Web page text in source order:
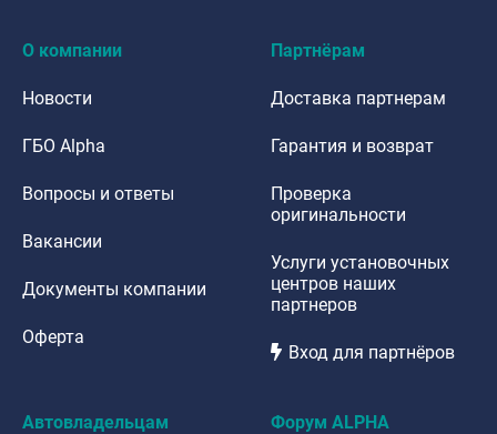
О компании
Новости
ГБО Alpha
Вопросы и ответы
Вакансии
Документы компании
Оферта
Партнёрам
Доставка партнерам
Гарантия и возврат
Проверка
оригинальности
Услуги установочных
центров наших
партнеров
Вход для партнёров
Автовладельцам Форум ALPHA